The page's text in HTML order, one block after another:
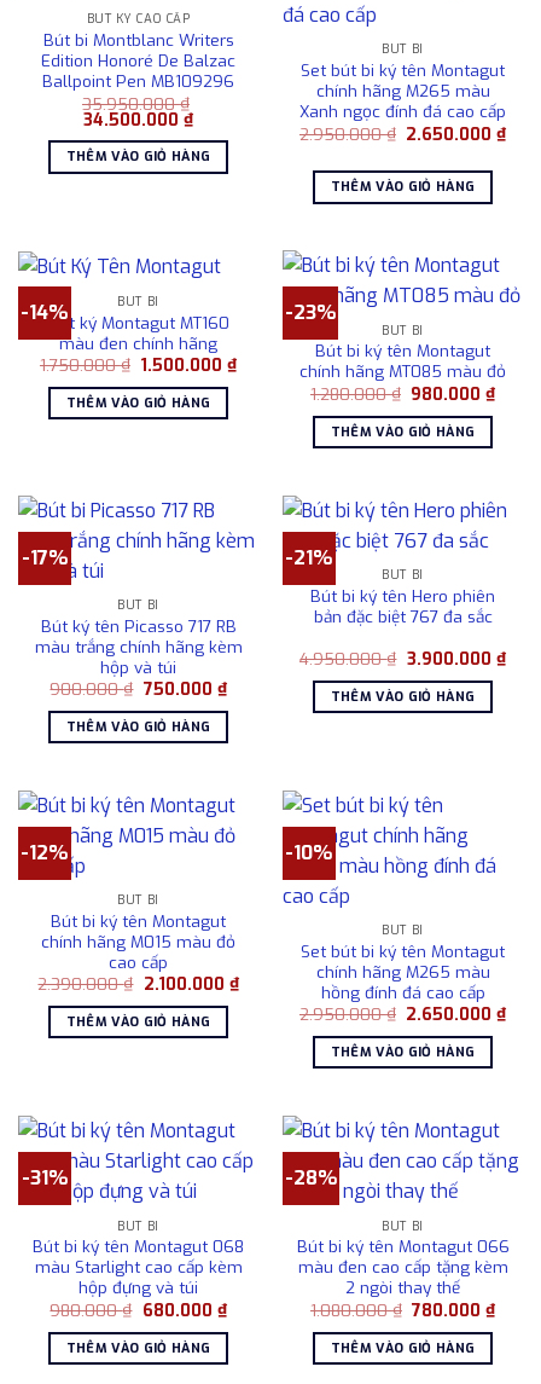
BÚT KÝ CAO CẤP
Bút bi Montblanc Writers
Edition Honoré De Balzac
Ballpoint Pen MB109296
35.950.000₫
Giá
là:
35.950.000 ₫.
34.500.000 ₫Giá
hiện
tại
là:
34.500.000 ₫.
THÊM VÀO GIỎ HÀNG
BÚT BI
Set bút bi ký tên Montagut
chính hãng M265 màu
Xanh ngọc đính đá cao cấp
2.950.000₫ Giá
2.950.000 ₫.
2.650.000₫Giá
hiện
THÊM VÀO GIỎ HÀNG
-14% BÚT BI
Bút ký Montagut MT160
màu đen chính hãng
1.750.000₫ Giá
là:
1.750.000 ₫.
1.500.000₫Giá
hiện
1.500.000 ₫.
THÊM VÀO GIỎ HÀNG
-23%
BÚT BI
Bút bi ký tên Montagut
chính hãng MT085 màu đỏ
1.280.000₫ Giá
là:
1.280.000 ₫.
980.000₫Giá
hiện
THÊM VÀO GIỎ HÀNG
-17%
BÚT BI
Bút ký tên Picasso 717 RB
màu trắng chính hãng kèm
hộp và túi
900.000₫ Giá
là:
900.000 ₫.
750.000 ₫Giá
hiện
tại
750.000 ₫.
THÊM VÀO GIỎ HÀNG
-21%
BÚT BI
Bút bi ký tên Hero phiên
bản đặc biệt 767 đa sắc
4.950.000₫ Giá
là:
4.950.000 ₫.
3.900.000 ₫Giá
hiện
THÊM VÀO GIỎ HÀNG
-12%
BÚT BI
Bút bi ký tên Montagut
chính hãng M015 màu đỏ
cao cấp
2.390.000₫ Giá
là:
2.390.000 ₫.
2.100.000 ₫Giá
THÊM VÀO GIỎ HÀNG
-10%
BÚT BI
Set bút bi ký tên Montagut
chính hãng M265 màu
hồng đính đá cao cấp
2.950.000₫ Giá
là:
2.950.000 ₫.
2.650.000₫Giá
THÊM VÀO GIỎ HÀNG
-31%
BÚT BI
Bút bi ký tên Montagut 068
màu Starlight cao cấp kèm
hộp đựng và túi
980.000₫ Giá
là:
980.000 ₫.
680.000 ₫Giá
hiện
tại
680.000 ₫.
THÊM VÀO GIỎ HÀNG
-28%
BÚT BI
Bút bi ký tên Montagut 066
màu đen cao cấp tặng kèm
2 ngòi thay thế
1.080.000₫ Giá
là:
1.080.000 ₫.
780.000₫Giá
hiện
THÊM VÀO GIỎ HÀNG